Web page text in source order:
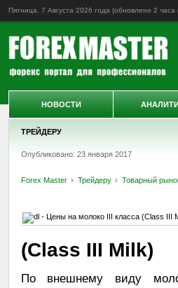
Пятница, 7 Августа 2026 года (обновлено 2 часа
ТРЕЙДЕРУ
Опубликовано: 23 января 2017
Forex Master Трейдеру Товарный
(Class III Milk)
По внешнему виду
НОВОСТИ